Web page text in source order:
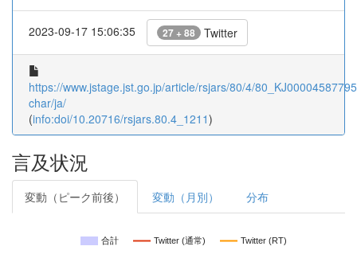
2023-09-17 15:06:35 27 + 88 Twitter
https://www.jstage.jst.go.jp/article/rsjars/80/4/
char/ja/
(info:doi/10.20716/rsjars.80.4_1211)
言及状況
変動（ピーク前後） 変動（月別） 分布
合計 Twitter (通常) Twitter (RT)